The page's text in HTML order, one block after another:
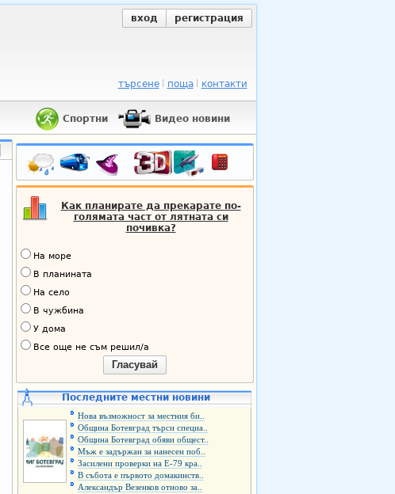
вход регистрация
търсене поща контакти
Спортни Видео новини
Как планирате да прекарате по-
голямата част от лятната си
почивка?
На море
В планината
На село
В чужбина
У дома
Все още не съм решил/а
Гласувай
Последните местни новини
Нова възможност за местния би..
Община Ботевград търси специа..
Община Ботевград обяви общест..
Мъж е задържан за нанесен поб..
Засилени проверки на Е-79 кра..
В събота е първото домакинств..
Александър Везенков отново за..